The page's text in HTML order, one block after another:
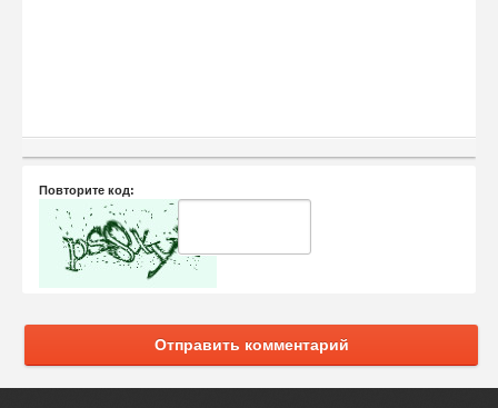
Повторите код:
Отправить комментарий